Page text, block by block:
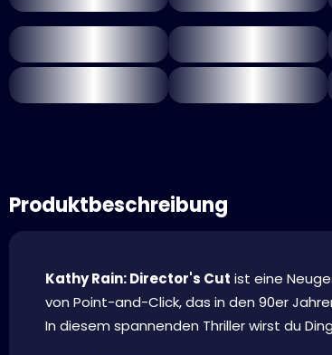
Produktbeschreibung
Kathy Rain: Director's Cut ist eine
von Point-and-Click, das in den 90er
In diesem spannenden Thriller wirst du